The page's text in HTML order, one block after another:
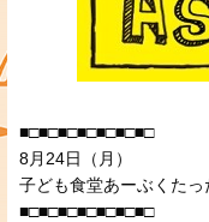
■□■□■□■□■□■□■□
8月24日（月）
子ども食堂あーぶくたっ
■□■□■□■□■□■□■□